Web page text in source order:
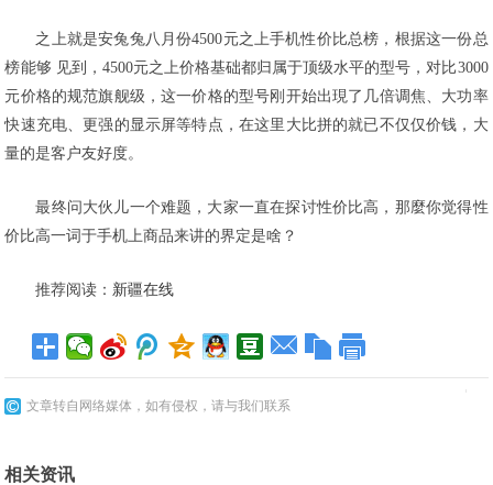
之上就是安兔兔八月份4500元之上手机性价比总榜，根据这一份总
榜能够 见到，4500元之上价格基础都归属于顶级水平的型号，对比3000
元价格的规范旗舰级，这一价格的型号刚开始出現了几倍调焦、大功率
快速充电、更强的显示屏等特点，在这里大比拼的就已不仅仅价钱，大
量的是客户友好度。
最终问大伙儿一个难题，大家一直在探讨性价比高，那麼你觉得性
价比高一词于手机上商品来讲的界定是啥？
推荐阅读： 新疆在线
文章转自网络媒体，如有侵权，请与我们联系
相关资讯